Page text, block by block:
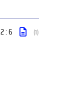
2 : 6 (1)